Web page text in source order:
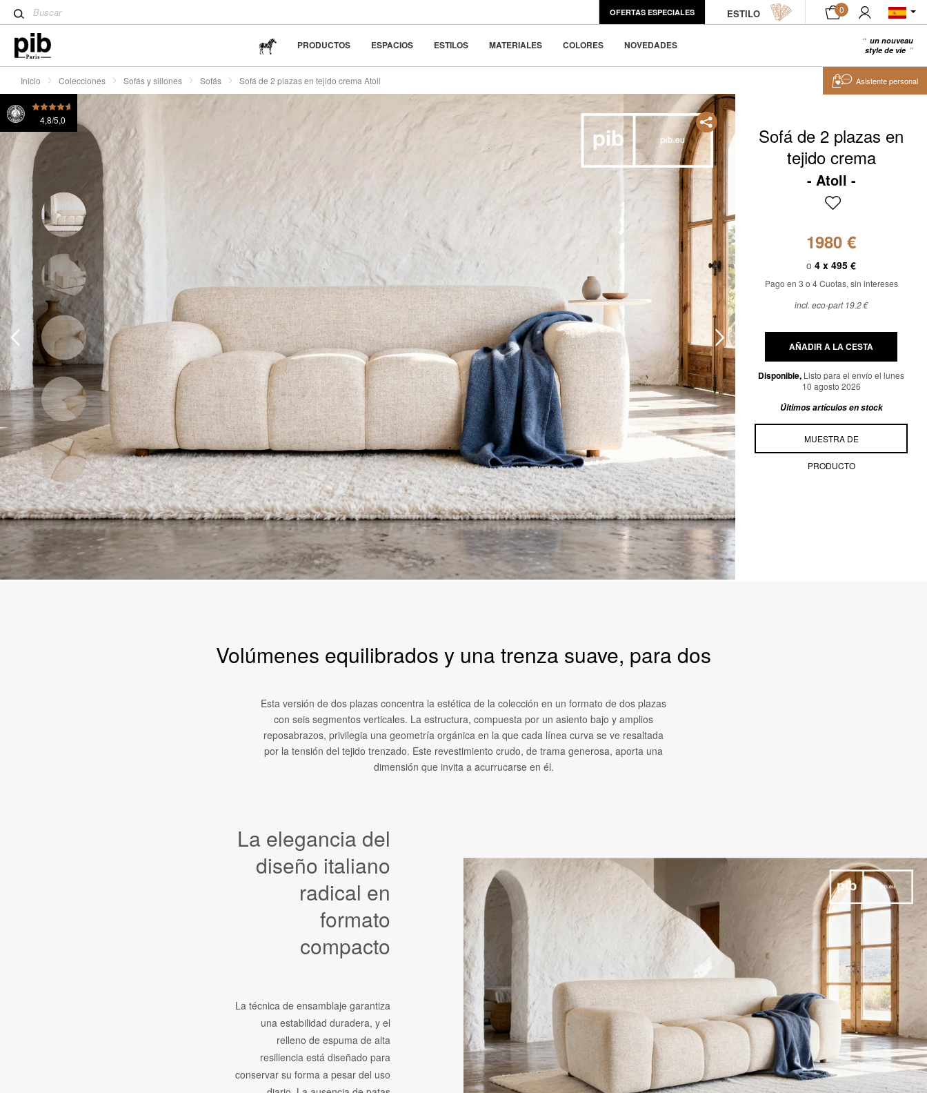
OFERTAS ESPECIALES ESTILO 0
Wabi-Sabi: el arte de encontrar la belleza en la
PRODUCTOS ESPACIOS ESTILOS MATERIALES COLORES NOVEDADES
un nouveau
style de vie
MUESTRA DE PRODUCTO AÑADIR A LA CESTA
Inicio Colecciones Sofás y sillones Sofás Sofá de 2 plazas en tejido crema Atoll
Sofá de 2 plazas en
tejido crema
Atoll
1980 €
o 4 x 495 €
Pago en 3 o 4 Cuotas, sin intereses
incl. eco-part 19.2 €
AÑADIR A LA CESTA
Disponible, Listo para el envío el lunes
10 agosto 2026
Últimos artículos en stock
MUESTRA DE
PRODUCTO
Volúmenes equilibrados y una trenza suave, para dos
Esta versión de dos plazas concentra la estética de la colección en un formato de dos plazas
con seis segmentos verticales. La estructura, compuesta por un asiento bajo y amplios
reposabrazos, privilegia una geometría orgánica en la que cada línea curva se ve resaltada
por la tensión del tejido trenzado. Este revestimiento crudo, de trama generosa, aporta una
dimensión que invita a acurrucarse en él.
La elegancia del
diseño italiano
radical en
formato
compacto
La técnica de ensamblaje garantiza
una estabilidad duradera, y el
relleno de espuma de alta
resiliencia está diseñado para
conservar su forma a pesar del uso
4,8/5,0
Asistente personal